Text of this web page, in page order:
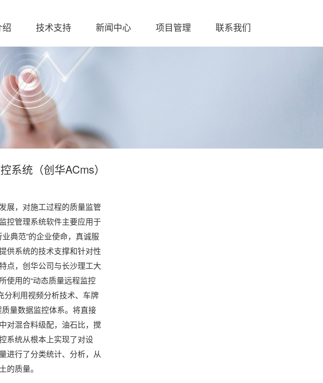
技术支持
软件下载 解决方案
新闻中心 项目管理 联系我们
系统（创华ACms）
展，对施工过程的质量监管
控管理系统软件主要应用于
典范”的企业使命，真诚服
供系统的技术支撑和针对性
点，创华公司与长沙理工大
使用的“动态质量远程监控
分利用视频分析技术、车牌
量数据监控体系。将直接
对混合料级配，油石比，搅
系统从根本上实现了对设
进行了分类统计、分析，从
的质量。